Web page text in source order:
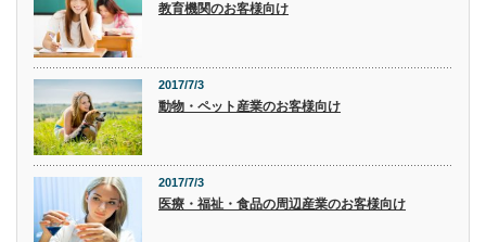
教育機関のお客様向け
2017/7/3
動物・ペット産業のお客様向け
2017/7/3
医療・福祉・食品の周辺産業のお客様向け